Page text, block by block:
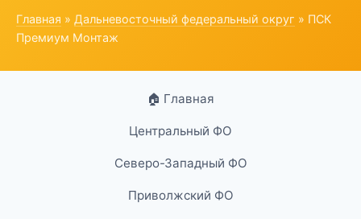
Главная » Дальневосточный федеральный округ » ПСК
Премиум Монтаж
🏠 Главная
Центральный ФО
Северо-Западный ФО
Приволжский ФО